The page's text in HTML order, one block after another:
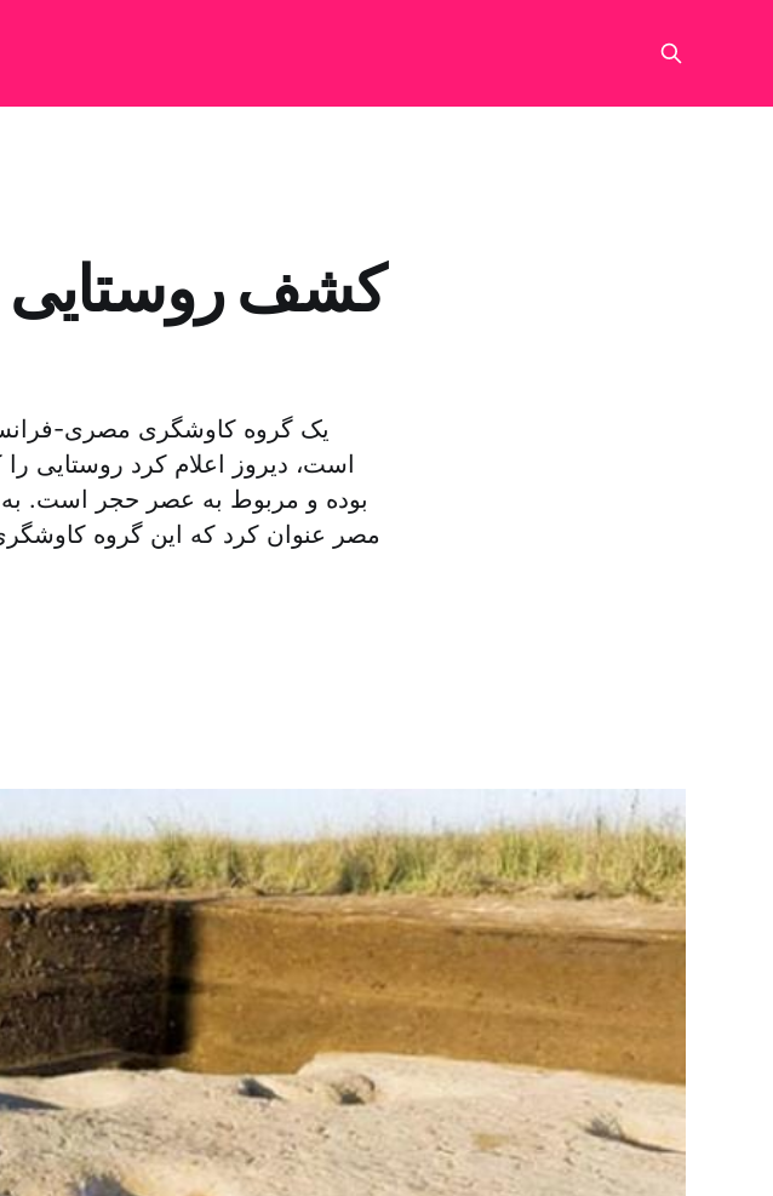
کشف روستایی
یک گروه کاوشگری مصری-
است، دیروز اعلام کرد روستایی
بوده و مربوط به عصر حجر است.
مصر عنوان کرد که این گروه